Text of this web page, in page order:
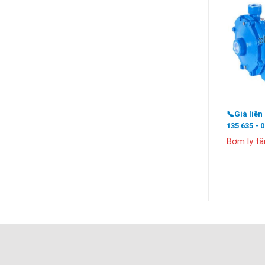
📞Giá liên
135 635 -
Bơm ly